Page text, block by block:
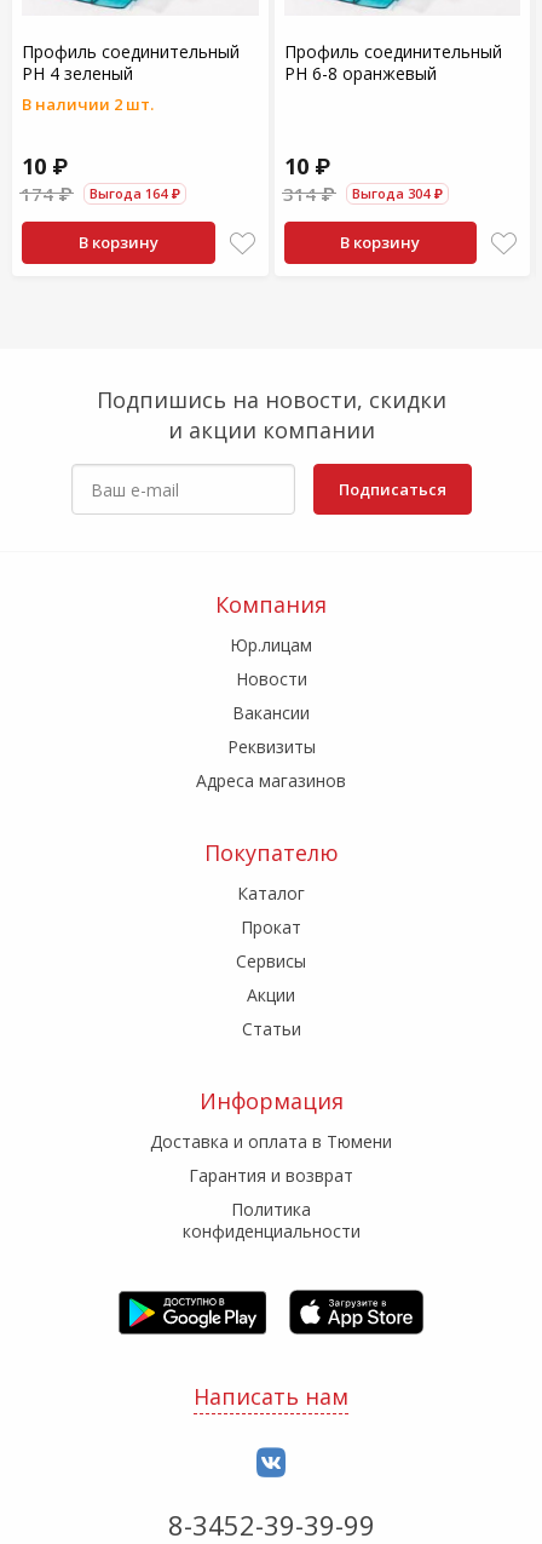
Профиль соединительный
PH 4 зеленый
В наличии 2 шт.
10 ₽
174 ₽ Выгода 164 ₽
В корзину
Профиль соединительный
PH 6-8 оранжевый
10 ₽
314 ₽ Выгода 304 ₽
В корзину
Подпишись на новости, скидки
и акции компании
Подписаться
Компания
Юр.лицам
Новости
Вакансии
Реквизиты
Адреса магазинов
Покупателю
Каталог
Прокат
Сервисы
Акции
Статьи
Информация
Доставка и оплата в Тюмени
Гарантия и возврат
Политика
конфиденциальности
Написать нам
8-3452-39-39-99